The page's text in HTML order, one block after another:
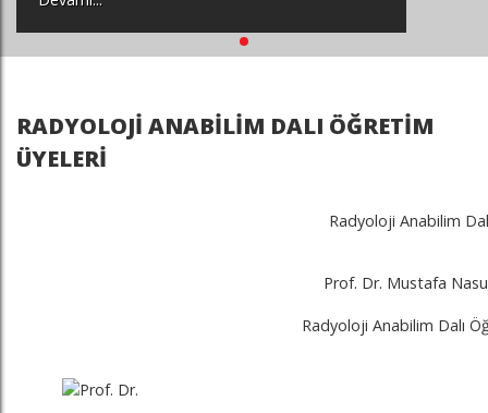
RADYOLOJİ ANABİLİM DALI ÖĞRETİM
ÜYELERİ
Radyoloji Anabilim
Prof. Dr. Mustafa
Radyoloji Anabilim Dalı